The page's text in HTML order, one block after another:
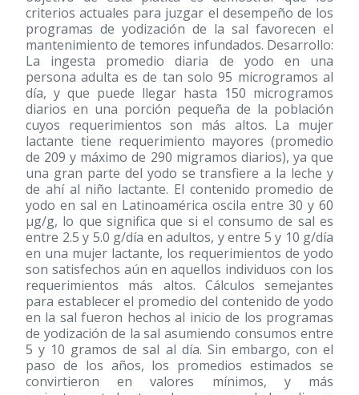
criterios actuales para juzgar el desempeño de los
programas de yodización de la sal favorecen el
mantenimiento de temores infundados. Desarrollo:
La ingesta promedio diaria de yodo en una
persona adulta es de tan solo 95 microgramos al
día, y que puede llegar hasta 150 microgramos
diarios en una porción pequeña de la población
cuyos requerimientos son más altos. La mujer
lactante tiene requerimiento mayores (promedio
de 209 y máximo de 290 migramos diarios), ya que
una gran parte del yodo se transfiere a la leche y
de ahí al niño lactante. El contenido promedio de
yodo en sal en Latinoamérica oscila entre 30 y 60
μg/g, lo que significa que si el consumo de sal es
entre 2.5 y 5.0 g/día en adultos, y entre 5 y 10 g/día
en una mujer lactante, los requerimientos de yodo
son satisfechos aún en aquellos individuos con los
requerimientos más altos. Cálculos semejantes
para establecer el promedio del contenido de yodo
en la sal fueron hechos al inicio de los programas
de yodización de la sal asumiendo consumos entre
5 y 10 gramos de sal al día. Sin embargo, con el
paso de los años, los promedios estimados se
convirtieron en valores mínimos, y más